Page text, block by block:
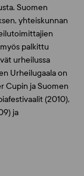
Suomen
yhteiskunnan
palkittu
urheilussa
Urheilugaala on
Cupin ja Suomen
(2010),
ja